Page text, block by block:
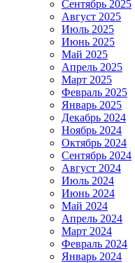
Сентябрь 2025
Август 2025
Июль 2025
Июнь 2025
Май 2025
Апрель 2025
Март 2025
Февраль 2025
Январь 2025
Декабрь 2024
Ноябрь 2024
Октябрь 2024
Сентябрь 2024
Август 2024
Июль 2024
Июнь 2024
Май 2024
Апрель 2024
Март 2024
Февраль 2024
Январь 2024